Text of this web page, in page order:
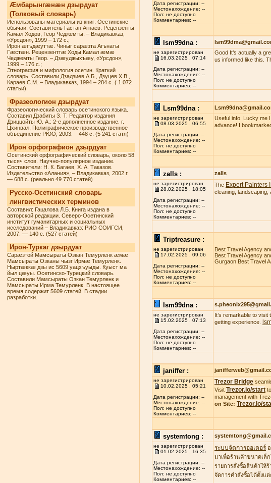
Æмбарынгæнæн дзырдуат
(Толковый словарь)
Использованы материалы из книг: Осетинские
обычаи. Составитель Гастан Агнаев. Рецензенты
Камал Ходов, Геор Чеджемты. – Владикавказ,
«Урсдон», 1999 – 172 с.;
Ирон æгъдæуттæ. Чиныг сарæзта Агънаты
Гæстæн. Рецензенттæ Ходы Камал æмæ
Чеджемты Геор. – Дзæуджыхъæу, «Урсдон»,
1999 – 176 с.;
Этнография и мифология осетин. Краткий
словарь. Составили Дзадзиев А.Б., Дзуцев Х.В.,
Караев С.М. – Владикавказ, 1994 – 284 с. ( 1 072
статьи)
Фразеологион дзырдуат
Фразеологический словарь осетинского языка.
Составил Дзабиты З. Т. Редактор издания
Дзиццойты Ю. А.: 2-е дополненное издание. г.
Цхинвал, Полиграфическое производственное
объединение РЮО, 2003. – 448 с. (5 241 статя)
Ирон орфографион дзырдуат
Осетинский орфографический словарь, около 58
тысяч слов. Научно-популярное издание.
Составители: Н. К. Багаев, Х. А. Таказов.
Издательство «Алания», – Владикавказ, 2002 г.
— 688 с. (реально 49 770 статей)
Русско-Осетинский словарь
лингвистических терминов
Составил: Гацалова Л.Б. Книга издана в
авторской редакции. Северо-Осетинский
институт гуманитарных и социальных
исследований – Владикавказ: РИО СОИГСИ,
2007. — 140 с. (527 статей)
Ирон-Туркаг дзырдуат
Сарæзтой Мамсыраты Озкан Темурленк æмæ
Мамсыраты Озканы чызг Ирмæ Темурленк.
Ныртæккæ дзы ис 5609 уацхъуыды. Куыст ма
йыл цæуы. Осетинско-Турецкий словарь.
Составили Мамсыраты Озкан Темурленк и
Мамсыраты Ирма Темурленк. В настоящее
время содержит 5609 статей. В стадии
разработки.
Дата регистрации: --
Местонахождение: --
Пол: не доступно
Комментариев: --
lsm99dna :
не зарегистрирован
16.03.2025 , 07:14
Дата регистрации: --
Местонахождение: --
Пол: не доступно
Комментариев: --
Good It’s actually a
us informed like this.
Lsm99dna :
не зарегистрирован
08.03.2025 , 06:55
Дата регистрации: --
Местонахождение: --
Пол: не доступно
Комментариев: --
Useful info. Lucky me
advance! I
zalls : zalls
не зарегистрирован
28.02.2025 , 18:05
Дата регистрации: --
Местонахождение: --
Пол: не доступно
Комментариев: --
The Expert Painters
cleaning, landscaping,
Triptreasure :
не зарегистрирован
17.02.2025 , 09:06
Дата регистрации: --
Местонахождение: --
Пол: не доступно
Комментариев: --
Best Travel Agency
Best Travel Agency
Gurgaon Best Travel
lsm99dna :
не зарегистрирован
15.02.2025 , 07:13
Дата регистрации: --
Местонахождение: --
Пол: не доступно
Комментариев: --
It’s remarkable to
getting experience.
janiffer :
не зарегистрирован
10.02.2025 , 05:21
Дата регистрации: --
Местонахождение: --
Пол: не доступно
Комментариев: --
Trezor Bridge
Visit Trezor.io/start
management with
on Site: Trezor.io/
systemtong :
не зарегистрирован
01.02.2025 , 16:35
Дата регистрации: --
Местонахождение: --
Пол: не доступно
Комментариев: --
ระบบจัดการออเดอร์
มาเพื่อร้านค้าขนาดเล็
รายการสั่งซื้อสินค้าให้
จัดการคำสั่งซื้อได้ตั้งแ